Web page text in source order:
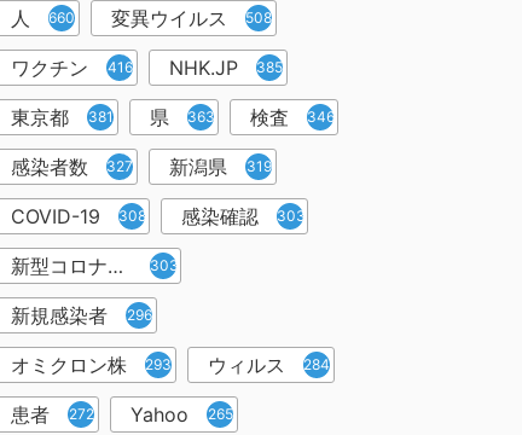
人 660 変異ウイルス 508
ワクチン 416 NHK.JP 385
東京都 381 県 363 検査 346
感染者数 327 新潟県 319
COVID-19 308 感染確認 303
新型コロナウィルス感染症 303
新規感染者 296
オミクロン株 293 ウィルス 284
患者 272 Yahoo 265